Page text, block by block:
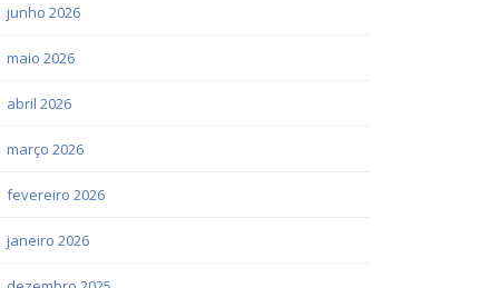
junho 2026
maio 2026
abril 2026
março 2026
fevereiro 2026
janeiro 2026